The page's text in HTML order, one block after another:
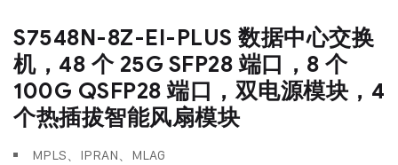
S7548N-8Z-EI-PLUS 数据中心交换
机，48 个 25G SFP28 端口，8 个
100G QSFP28 端口，双电源模块，4
个热插拔智能风扇模块
MPLS、IPRAN、MLAG